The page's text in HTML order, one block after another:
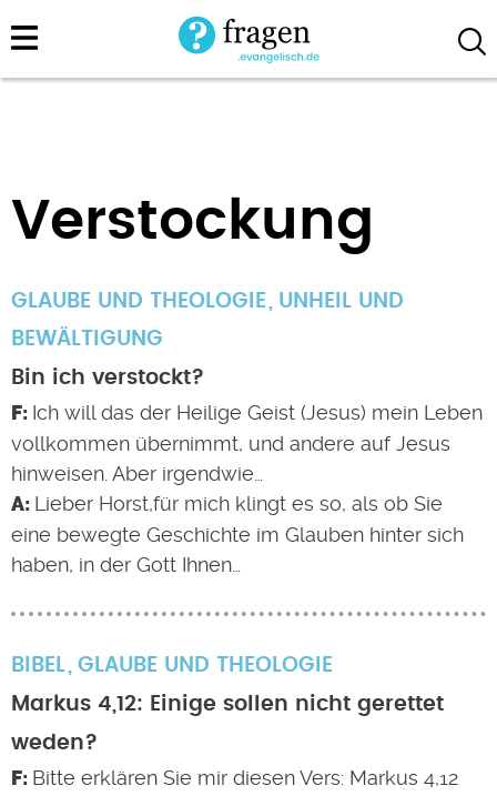
Direkt
zum
Verstockung
GLAUBE UND THEOLOGIE
UNHEIL UND
BEWÄLTIGUNG
Bin ich verstockt?
Ich will das der Heilige Geist (Jesus) mein Leben
vollkommen übernimmt, und andere auf Jesus
hinweisen. Aber irgendwie…
Lieber Horst,für mich klingt es so, als ob Sie
eine bewegte Geschichte im Glauben hinter sich
haben, in der Gott Ihnen…
BIBEL GLAUBE UND THEOLOGIE
Markus 4,12: Einige sollen nicht gerettet
weden?
Bitte erklären Sie mir diesen Vers: Markus 4,12